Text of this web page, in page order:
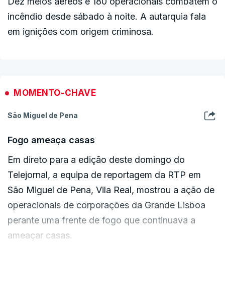
incêndio desde sábado à noite. A autarquia fala
em ignições com origem criminosa.
MOMENTO-CHAVE
São Miguel de Pena
Fogo ameaça casas
Em direto para a edição deste domingo do
Telejornal, a equipa de reportagem da RTP em
São Miguel de Pena, Vila Real, mostrou a ação de
operacionais de corporações da Grande Lisboa
perante uma frente de fogo que continuava a
ameaçar casas.